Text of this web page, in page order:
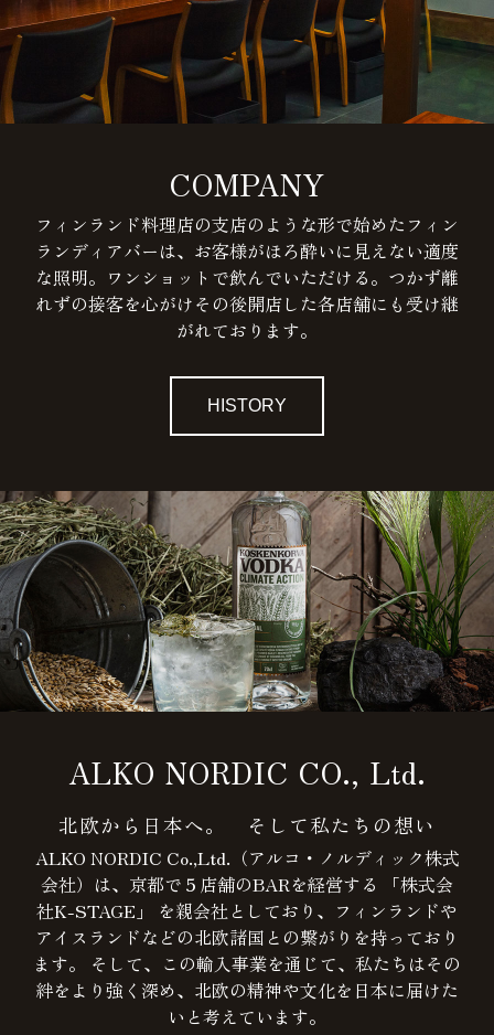
COMPANY
フィンランド料理店の支店のような形で始めたフィン
ランディアバーは、お客様がほろ酔いに見えない適度
な照明。ワンショットで飲んでいただける。つかず離
れずの接客を心がけその後開店した各店舗にも受け継
がれております。
HISTORY
ALKO NORDIC CO., Ltd.
北欧から日本へ。 そして私たちの想い
ALKO NORDIC Co.,Ltd.（アルコ・ノルディック株式
会社）は、京都で５店舗のBARを経営する 「株式会
社K-STAGE」 を親会社としており、フィンランドや
アイスランドなどの北欧諸国との繋がりを持っており
ます。 そして、この輸入事業を通じて、私たちはその
絆をより強く深め、北欧の精神や文化を日本に届けた
いと考えています。